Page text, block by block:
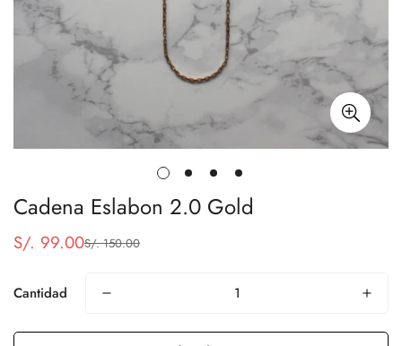
Cadena Eslabon 2.0 Gold
Precio
venta
S/. 99.00
Precio
S/. 150.00
Cantidad